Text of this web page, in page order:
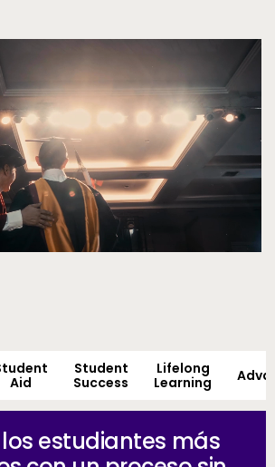
Aid
Student
Success
Lifelong
Learning
estudiantes más